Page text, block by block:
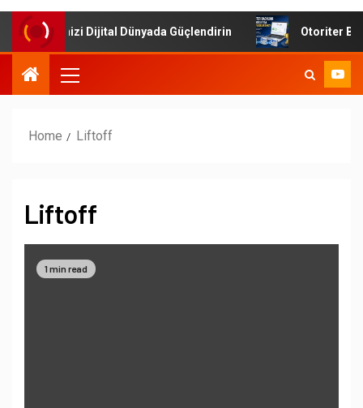
İşletmenizi Dijital Dünyada Güçlendirin Otoriter
Home Liftoff
Liftoff
1 min read